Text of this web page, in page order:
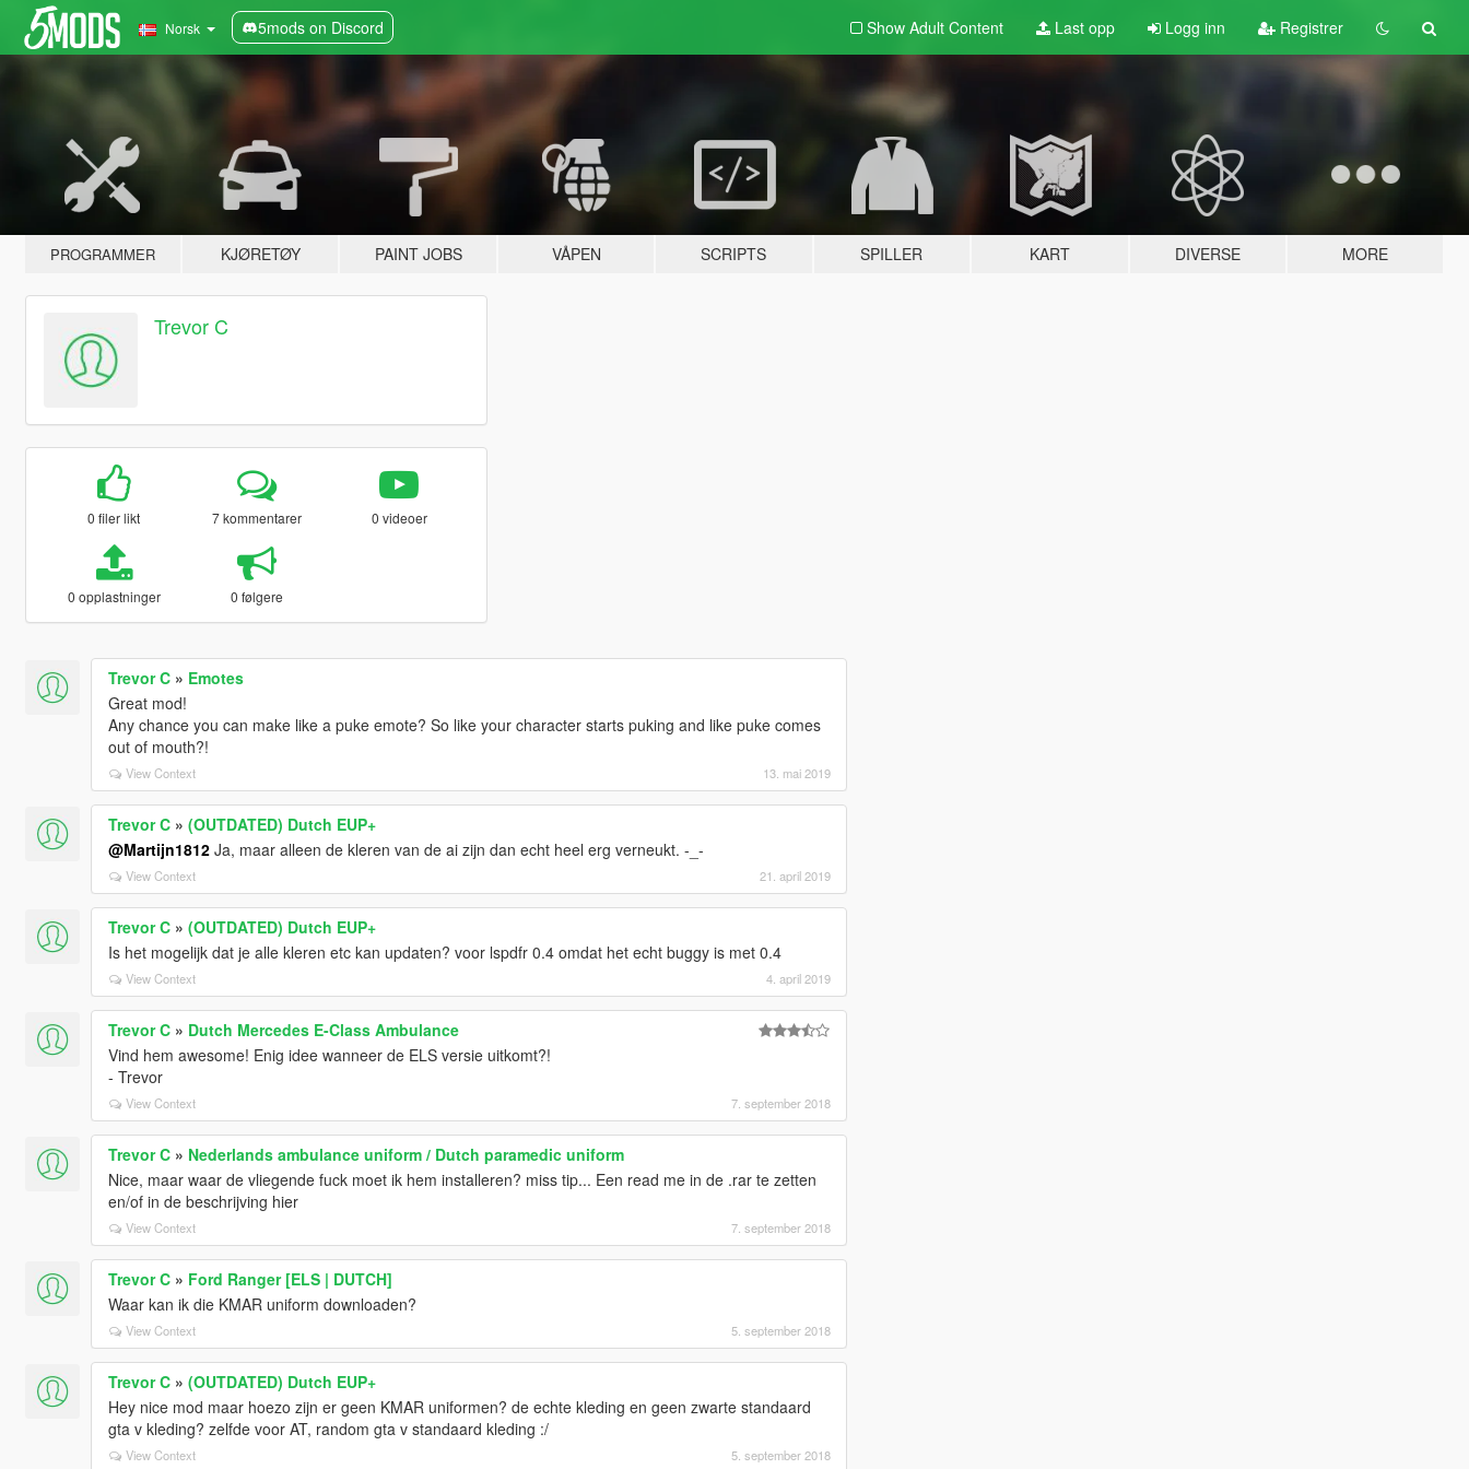
Norsk 5mods on Discord Show Adult Content Last opp Logg inn Registrer
PROGRAMMER KJØRETØY PAINT JOBS VÅPEN SCRIPTS SPILLER KART DIVERSE MORE
Trevor C
0 filer likt 7 kommentarer 0 videoer
0 opplastninger 0 følgere
Trevor C» Emotes
Great mod!
Any chance you can make like a puke emote? So like your character starts puking and like puke comes
out of mouth?!
View Context 13. mai 2019
Trevor C» (OUTDATED) Dutch EUP+
@Martijn1812Ja, maar alleen de kleren van de ai zijn dan echt heel erg verneukt. -_-
View Context 21. april 2019
Trevor C» (OUTDATED) Dutch EUP+
Is het mogelijk dat je alle kleren etc kan updaten? voor lspdfr 0.4 omdat het echt buggy is met 0.4
View Context 4. april 2019
Trevor C» Dutch Mercedes E-Class Ambulance
Vind hem awesome! Enig idee wanneer de ELS versie uitkomt?!
- Trevor
View Context 7. september 2018
Trevor C» Nederlands ambulance uniform / Dutch paramedic uniform
Nice, maar waar de vliegende fuck moet ik hem installeren? miss tip... Een read me in de .rar te zetten
en/of in de beschrijving hier
View Context 7. september 2018
Trevor C» Ford Ranger [ELS | DUTCH]
Waar kan ik die KMAR uniform downloaden?
View Context 5. september 2018
Trevor C» (OUTDATED) Dutch EUP+
Hey nice mod maar hoezo zijn er geen KMAR uniformen? de echte kleding en geen zwarte standaard
gta v kleding? zelfde voor AT, random gta v standaard kleding :/
View Context 5. september 2018